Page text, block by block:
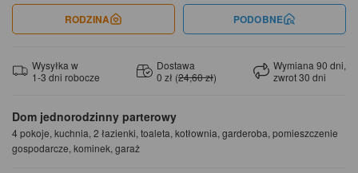
Dom jednorodzinny parterowy
4 pokoje, kuchnia, 2 łazienki, toaleta, kotłownia, garderoba, pomieszczenie
gospodarcze, kominek, garaż
RODZINA PODOBNE
Wysyłka w
1-3 dni robocze
Dostawa
0 zł (24,60 zł)
Wymiana 90 dni,
zwrot 30 dni